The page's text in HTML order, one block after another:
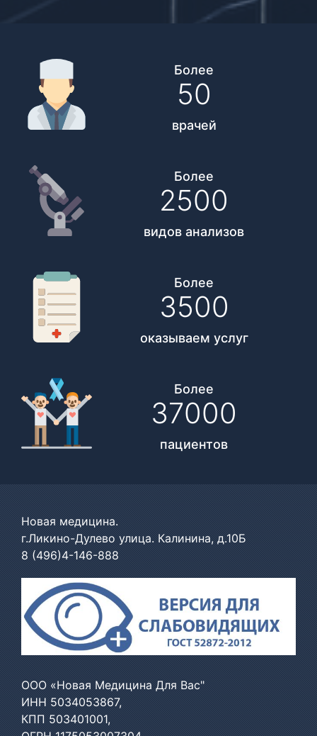
Более
50
врачей
Более
2500
видов анализов
Более
3500
оказываем услуг
Более
37000
пациентов
Новая медицина.
г.Ликино-Дулево улица. Калинина, д.10Б
8 (496)4-146-888
ООО «Новая Медицина Для Вас"
ИНН 5034053867,
КПП 503401001,